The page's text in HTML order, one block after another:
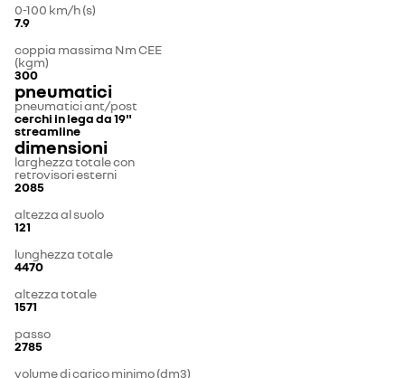
0-100 km/h (s)
7.9
coppia massima Nm CEE
(kgm)
300
pneumatici
pneumatici ant/post
cerchi in lega da 19"
streamline
dimensioni
larghezza totale con
retrovisori esterni
2085
altezza al suolo
121
lunghezza totale
4470
altezza totale
1571
passo
2785
volume di carico minimo (dm3)